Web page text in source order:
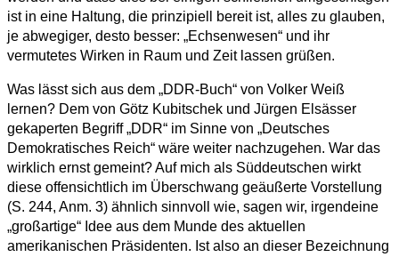
ist in eine Haltung, die prinzipiell bereit ist, alles zu glauben,
je abwegiger, desto besser: „Echsenwesen“ und ihr
vermutetes Wirken in Raum und Zeit lassen grüßen.
Was lässt sich aus dem „DDR-Buch“ von Volker Weiß
lernen? Dem von Götz Kubitschek und Jürgen Elsässer
gekaperten Begriff „DDR“ im Sinne von „Deutsches
Demokratisches Reich“ wäre weiter nachzugehen. War das
wirklich ernst gemeint? Auf mich als Süddeutschen wirkt
diese offensichtlich im Überschwang geäußerte Vorstellung
(S. 244, Anm. 3) ähnlich sinnvoll wie, sagen wir, irgendeine
„großartige“ Idee aus dem Munde des aktuellen
amerikanischen Präsidenten. Ist also an dieser Bezeichnung